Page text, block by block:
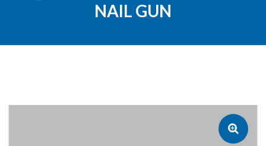
NAIL GUN